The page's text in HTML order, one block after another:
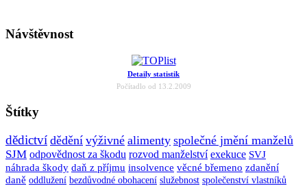
Návštěvnost
Detaily statistik
Počítadlo od 13.2.2009
Štítky
dědictví dědění výživné alimenty společné jmění manželů
SJM odpovědnost za škodu rozvod manželství exekuce SVJ
náhrada škody daň z příjmu insolvence věcné břemeno zdanění
daně oddlužení bezdůvodné obohacení služebnost společenství vlastníků